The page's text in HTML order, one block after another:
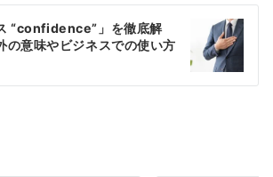
“confidence”」を徹底解
の意味やビジネスでの使い方